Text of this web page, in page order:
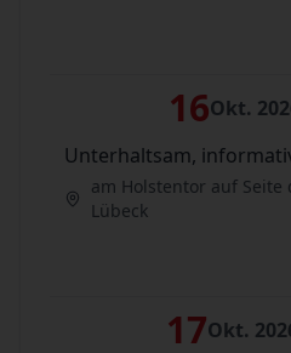
16Okt.
Unterhaltsam,
am Holstentor auf Seite
Lübeck
17Okt.